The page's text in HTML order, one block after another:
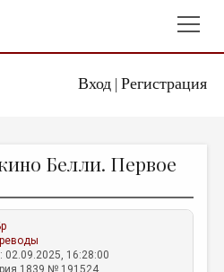
Вход| Регистрация
Белли. Первое
02.09.2025, 16:28:00
1839 № 191524